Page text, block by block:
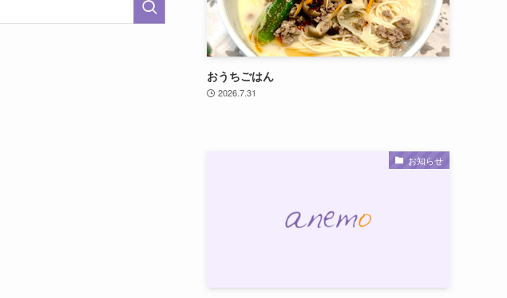
おうちごはん
2026.7.31
お知らせ